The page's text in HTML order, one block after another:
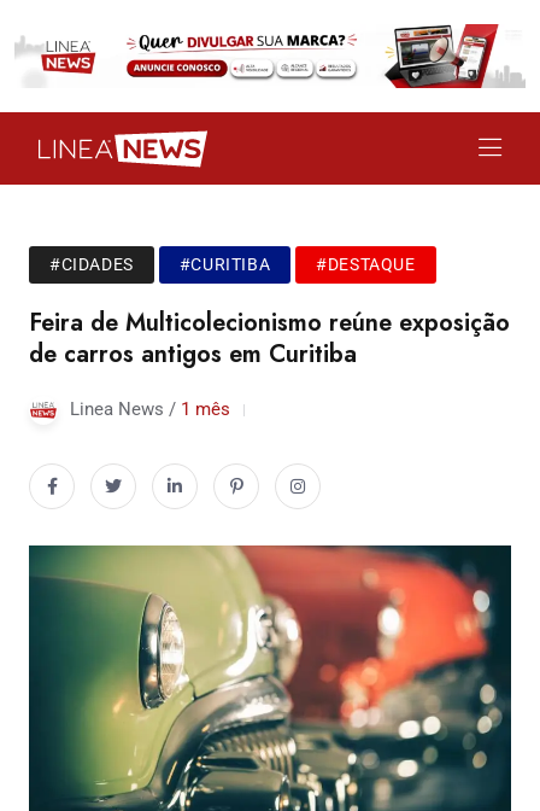
#CIDADES #CURITIBA #DESTAQUE
Feira de Multicolecionismo reúne exposição
de carros antigos em Curitiba
Linea News / 1 mês